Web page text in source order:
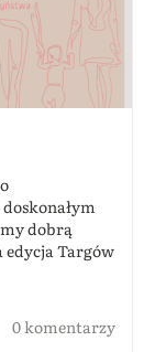
dobrą
edycja Targów
0 komentarzy